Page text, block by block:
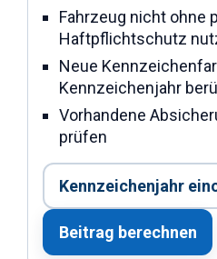
Fahrzeug nicht ohne
Haftpflichtschutz
Neue
Kennzeichenjahr
Vorhandene
prüfen
Kennzeichenjahr
Beitrag berechnen